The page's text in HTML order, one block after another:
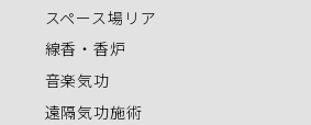
スペース場リア
線香・香炉
音楽気功
遠隔気功施術